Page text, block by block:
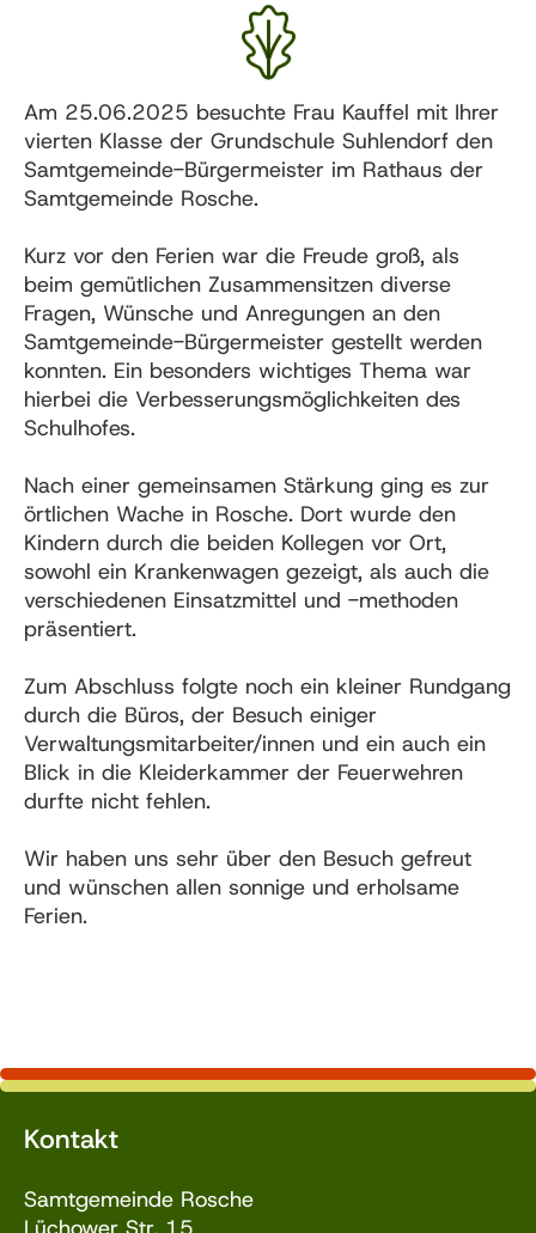
Am 25.06.2025 besuchte Frau Kauffel mit Ihrer
vierten Klasse der Grundschule Suhlendorf den
Samtgemeinde-Bürgermeister im Rathaus der
Samtgemeinde Rosche.
Kurz vor den Ferien war die Freude groß, als
beim gemütlichen Zusammensitzen diverse
Fragen, Wünsche und Anregungen an den
Samtgemeinde-Bürgermeister gestellt werden
konnten. Ein besonders wichtiges Thema war
hierbei die Verbesserungsmöglichkeiten des
Schulhofes.
Nach einer gemeinsamen Stärkung ging es zur
örtlichen Wache in Rosche. Dort wurde den
Kindern durch die beiden Kollegen vor Ort,
sowohl ein Krankenwagen gezeigt, als auch die
verschiedenen Einsatzmittel und -methoden
präsentiert.
Zum Abschluss folgte noch ein kleiner Rundgang
durch die Büros, der Besuch einiger
Verwaltungsmitarbeiter/innen und ein auch ein
Blick in die Kleiderkammer der Feuerwehren
durfte nicht fehlen.
Wir haben uns sehr über den Besuch gefreut
und wünschen allen sonnige und erholsame
Ferien.
Kontakt
Samtgemeinde Rosche